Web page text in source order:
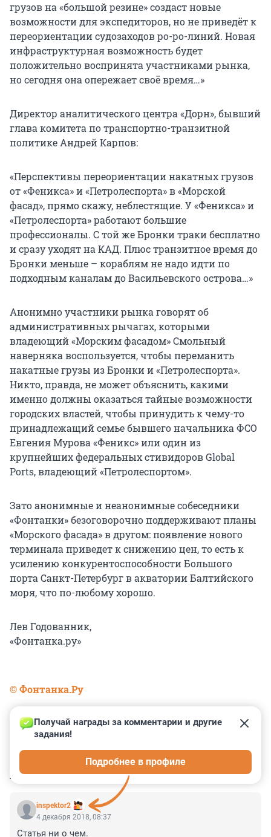
грузов на «большой резине» создаст новые
возможности для экспедиторов, но не приведёт к
переориентации судозаходов ро-ро-линий. Новая
инфраструктурная возможность будет
положительно воспринята участниками рынка,
но сегодня она опережает своё время…»
Директор аналитического центра «Дорн», бывший
глава комитета по транспортно-транзитной
политике Андрей Карпов:
«Перспективы переориентации накатных грузов
от «Феникса» и «Петролеспорта» в «Морской
фасад», прямо скажу, неблестящие. У «Феникса» и
«Петролеспорта» работают большие
профессионалы. С той же Бронки траки бесплатно
и сразу уходят на КАД. Плюс транзитное время до
Бронки меньше – кораблям не надо идти по
подходным каналам до Васильевского острова…»
Анонимно участники рынка говорят об
административных рычагах, которыми
владеющий «Морским фасадом» Смольный
наверняка воспользуется, чтобы переманить
накатные грузы из Бронки и «Петролеспорта».
Никто, правда, не может объяснить, какими
именно должны оказаться тайные возможности
городских властей, чтобы принудить к чему-то
принадлежащий семье бывшего начальника ФСО
Евгения Мурова «Феникс» или один из
крупнейших федеральных стивидоров Global
Ports, владеющий «Петролеспортом».
Зато анонимные и неанонимные собеседники
«Фонтанки» безоговорочно поддерживают планы
«Морского фасада» в другом: появление нового
терминала приведет к снижению цен, то есть к
усилению конкурентоспособности Большого
порта Санкт-Петербург в акватории Балтийского
моря, что по-любому хорошо.
Лев Годованник,
«Фонтанка.ру»
© Фонтанка.Ру
КОММЕНТАРИИ 4
inspektor2
Получай награды за комментарии и другие
задания!
Подробнее в профиле
4 декабря 2018, 08:37
Статья ни о чем.